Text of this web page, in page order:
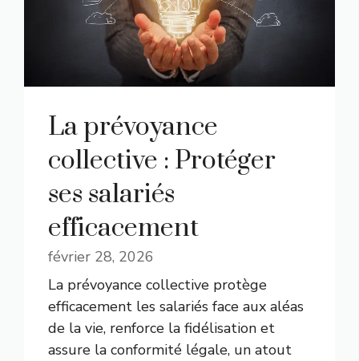
La prévoyance
collective : Protéger
ses salariés
efficacement
février 28, 2026
La prévoyance collective protège
efficacement les salariés face aux aléas
de la vie, renforce la fidélisation et
assure la conformité légale, un atout